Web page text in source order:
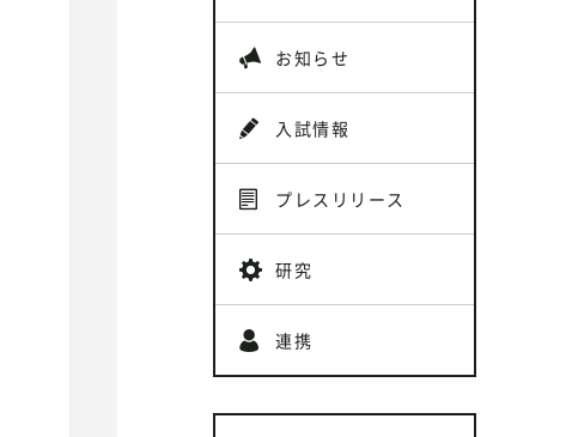
お知らせ
入試情報
プレスリリース
研究
連携